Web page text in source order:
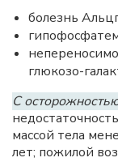
болезнь
глюкозо-
С
массой тела
лет; пожилой